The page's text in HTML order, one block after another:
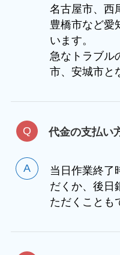
名古屋市、西
豊橋市など愛
います。
急なトラブル
市、安城市と
代金の支払い
当日作業終了
だくか、後日
ただくことも